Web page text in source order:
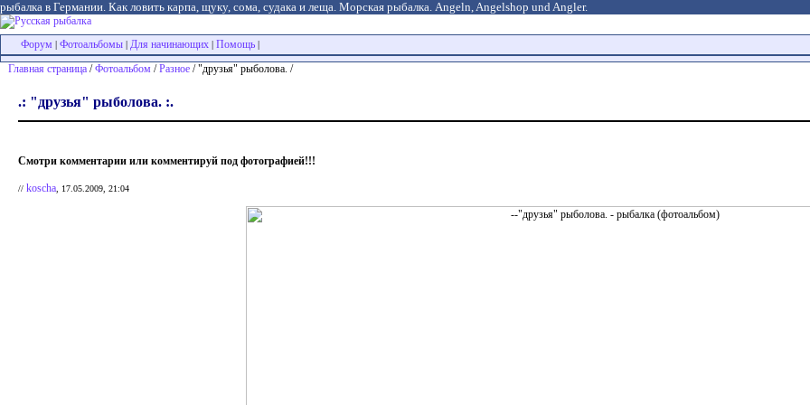
рыбалка в Германии. Как ловить карпа, щуку, сома, судака и леща. Морская рыбалка. Angeln, Angelshop und Angler.
Форум
Фотоальбомы Для начинающих Помощь
Главная страница /Фотоальбом /Разное / "друзья" рыболова. /
.: "друзья" рыболова. :.
Смотри комментарии или комментируй под фотографией!!!
// koscha , 17.05.2009, 21:04